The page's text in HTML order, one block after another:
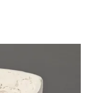
Le regard
modelage, saisit
l’intérieur, des
la terre brute